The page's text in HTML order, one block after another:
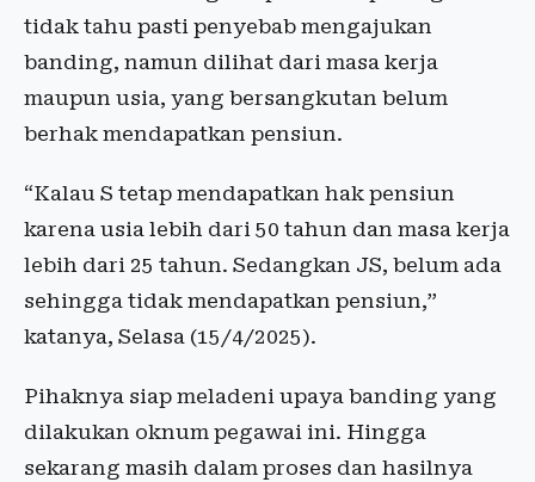
tidak tahu pasti penyebab mengajukan
banding, namun dilihat dari masa kerja
maupun usia, yang bersangkutan belum
berhak mendapatkan pensiun.
“Kalau S tetap mendapatkan hak pensiun
karena usia lebih dari 50 tahun dan masa kerja
lebih dari 25 tahun. Sedangkan JS, belum ada
sehingga tidak mendapatkan pensiun,”
katanya, Selasa (15/4/2025).
Pihaknya siap meladeni upaya banding yang
dilakukan oknum pegawai ini. Hingga
sekarang masih dalam proses dan hasilnya